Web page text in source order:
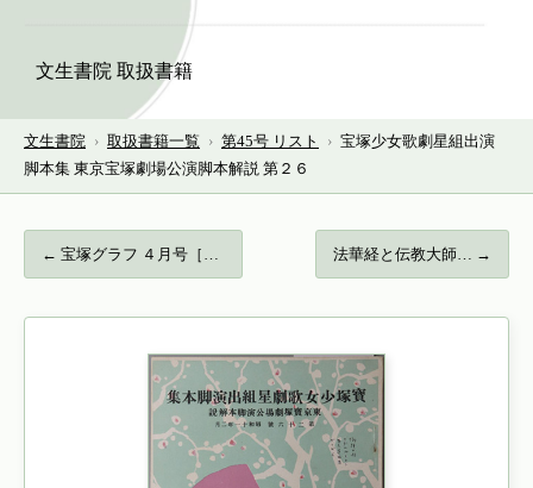
文生書院 取扱書籍
文生書院 › 取扱書籍一覧 › 第45号 リスト › 宝塚少女歌劇星組出演
脚本集 東京宝塚劇場公演脚本解説 第２６
← 宝塚グラフ ４月号［糸井しだれ・山路すみ… 法華経と伝教大師… →